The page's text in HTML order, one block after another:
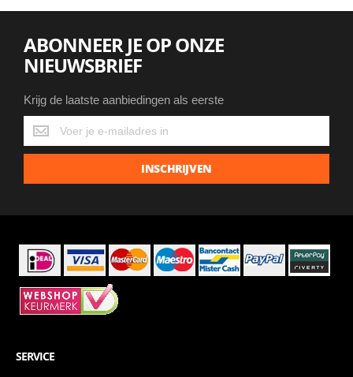
ABONNEER JE OP ONZE
NIEUWSBRIEF
Krijg de laatste aanbiedingen als eerste
Krijg
de
laatste
INSCHRIJVEN
SERVICE